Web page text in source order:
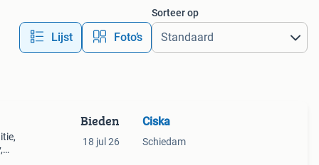
Lijst Foto’s
Sorteer op
Bieden
18 jul 26
Ciska
Schiedam